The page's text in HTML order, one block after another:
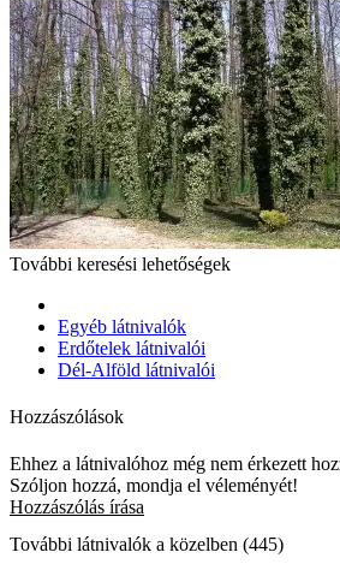
További keresési lehetőségek
Egyéb látnivalók
Erdőtelek látnivalói
Dél-Alföld látnivalói
Hozzászólások
Ehhez a látnivalóhoz még nem érkezett
Szóljon hozzá, mondja el véleményét!
Hozzászólás írása
További látnivalók a közelben (445)